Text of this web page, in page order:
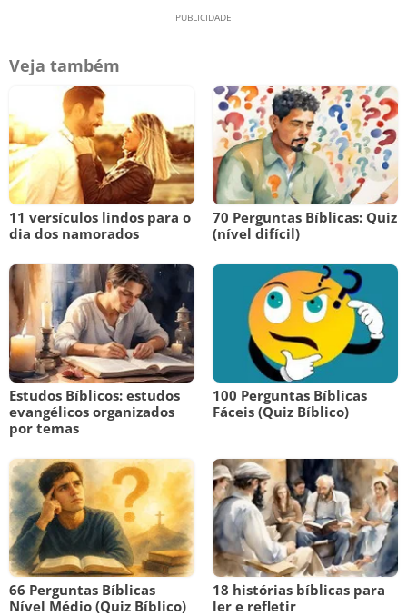
Veja também
11 versículos lindos para o
dia dos namorados
70 Perguntas Bíblicas: Quiz
(nível difícil)
Estudos Bíblicos: estudos
evangélicos organizados
por temas
100 Perguntas Bíblicas
Fáceis (Quiz Bíblico)
66 Perguntas Bíblicas
Nível Médio (Quiz Bíblico)
18 histórias bíblicas para
ler e refletir